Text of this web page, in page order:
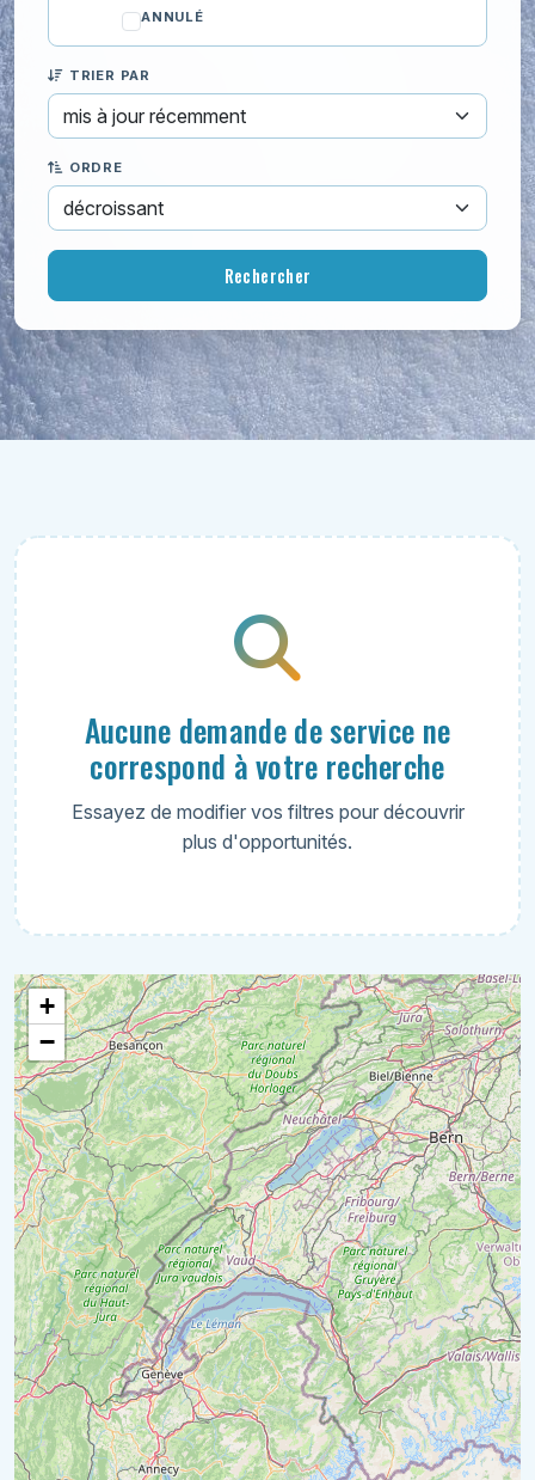
Informatique
Jardinage
Ménage
ANNULÉ
TRIER PAR
ORDRE
Aucune demande de service ne
correspond à votre recherche
Essayez de modifier vos filtres pour découvrir
plus d'opportunités.
+
−